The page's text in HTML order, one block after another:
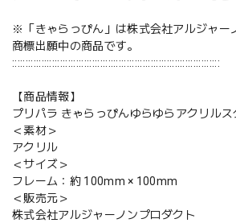
※「きゃらっぴん」は株式会社アルジャー
商標出願中の商品です。
::::::::::::::::::::::::::::::::::::::::::::::::::::::::::::::::::::::::::::::
【商品情報】
プリパラ きゃらっぴんゆらゆらアクリル
＜素材＞
アクリル
＜サイズ＞
フレーム：約 100mm × 100mm
＜販売元＞
株式会社アルジャーノンプロダクト